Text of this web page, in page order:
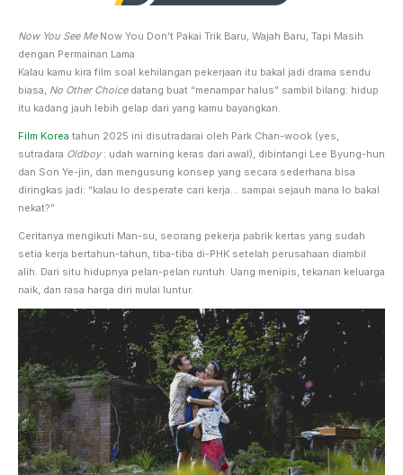
Now You See MeNow You Don’t Pakai Trik Baru, Wajah Baru, Tapi Masih
dengan Permainan Lama
Kalau kamu kira film soal kehilangan pekerjaan itu bakal jadi drama sendu
biasa, No Other Choice datang buat “menampar halus” sambil bilang: hidup
itu kadang jauh lebih gelap dari yang kamu bayangkan.
Film Korea tahun 2025 ini disutradarai oleh Park Chan-wook (yes,
sutradara Oldboy: udah warning keras dari awal), dibintangi Lee Byung-hun
dan Son Ye-jin, dan mengusung konsep yang secara sederhana bisa
diringkas jadi: “kalau lo desperate cari kerja… sampai sejauh mana lo bakal
nekat?”
Ceritanya mengikuti Man-su, seorang pekerja pabrik kertas yang sudah
setia kerja bertahun-tahun, tiba-tiba di-PHK setelah perusahaan diambil
alih. Dari situ hidupnya pelan-pelan runtuh. Uang menipis, tekanan keluarga
naik, dan rasa harga diri mulai luntur.